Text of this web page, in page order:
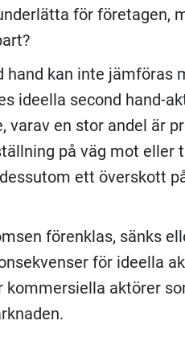
för företagen,
hand kan inte jämföras
ideella second hand-
varav en stor andel är
på väg mot eller
ett överskott
förenklas, sänks
för ideella
kommersiella aktörer